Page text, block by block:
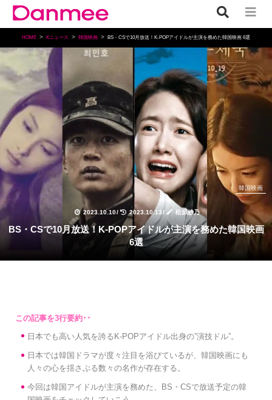
HOME Kニュース 韓国映画 BS・CSで10月放送！K-POPアイドルが主演を務めた韓国映画 6選
2023.10.10/ 2023.10.13/ 松原紗乃
韓国映画
BS・CSで10月放送！K-POPアイドルが主演を務めた韓国映画
6選
日本でも高い人気を誇るK-POPアイドル出身の”演技ドル”。
日本では韓国ドラマが度々注目を浴びているが、韓国映画にも
人々の心を揺さぶる数々の名作が存在する。
今回は韓国アイドルが主演を務めた、BS・CSで放送予定の韓